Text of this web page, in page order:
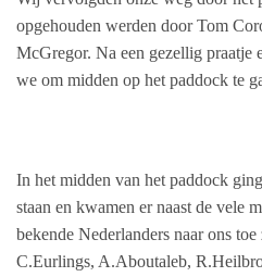
opgehouden werden door Tom
McGregor. Na een gezellig praatje
we om midden op het paddock te
In het midden van het paddock
staan en kwamen er naast de vele
bekende Nederlanders naar ons toe
C.Eurlings, A.Aboutaleb,